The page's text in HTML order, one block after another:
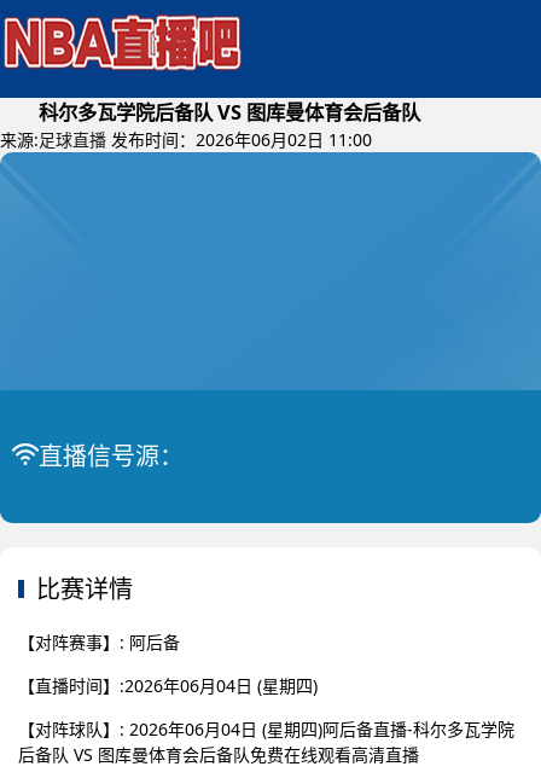
科尔多瓦学院后备队 VS 图库曼体育会后备队
来源:足球直播 发布时间：2026年06月02日 11:00
阿后备
直播信号源：
比赛详情
【对阵赛事】: 阿后备
【直播时间】:2026年06月04日 (星期四)
【对阵球队】: 2026年06月04日 (星期四)阿后备直播-科尔多瓦学院
后备队 VS 图库曼体育会后备队免费在线观看高清直播